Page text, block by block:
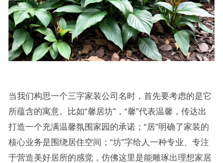
当我们构思一个三字家装公司名时，首先要考虑的是它
所蕴含的寓意。比如“馨居坊”，“馨”代表温馨，传达出
打造一个充满温馨氛围家园的承诺；“居”明确了家装的
核心业务是围绕居住空间；“坊”字给人一种专业、专注
于营造美好居所的感觉，仿佛这里是能雕琢出理想家居